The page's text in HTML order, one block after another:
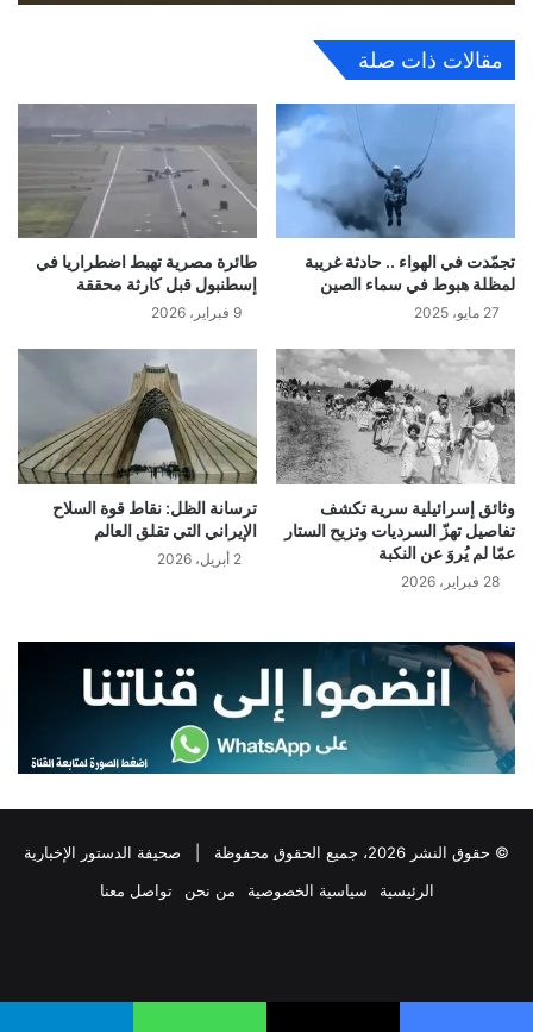
مقالات ذات صلة
تجمّدت في الهواء .. حادثة غريبة
لمظلة هبوط في سماء الصين
27 مايو، 2025
طائرة مصرية تهبط اضطراريا في
إسطنبول قبل كارثة محققة
9 فبراير، 2026
وثائق إسرائيلية سرية تكشف
تفاصيل تهزّ السرديات وتزيح الستار
عمّا لم يُروَ عن النكبة
28 فبراير، 2026
ترسانة الظل: نقاط قوة السلاح
الإيراني التي تقلق العالم
2 أبريل، 2026
© حقوق النشر 2026، جميع الحقوق محفوظة |
صحيفة الدستور الإخبارية
الرئيسية
سياسية الخصوصية من نحن تواصل معنا